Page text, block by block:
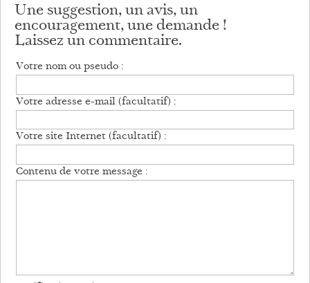
Une suggestion, un avis, un
encouragement, une demande !
Laissez un commentaire.
Votre nom ou pseudo :
Votre adresse e-mail (facultatif) :
Votre site Internet (facultatif) :
Contenu de votre message :